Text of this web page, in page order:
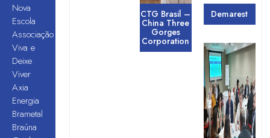
Nova
Escola
Associação
Viva e
Deixe
Viver
Axia
Energia
Brametal
Braúna
CTG Brasil –
China Three
Gorges
Corporation
Demarest